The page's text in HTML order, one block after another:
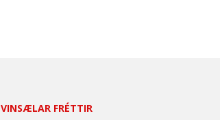
VINSÆLAR FRÉTTIR